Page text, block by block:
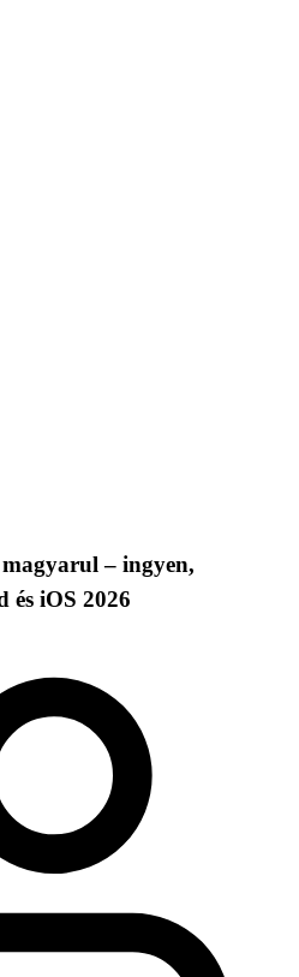
– ingyen,
iOS 2026